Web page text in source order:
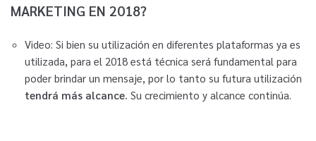
MARKETING EN 2018?
Video: Si bien su utilización en diferentes plataformas ya es
utilizada, para el 2018 está técnica será fundamental para
poder brindar un mensaje, por lo tanto su futura utilización
tendrá más alcance. Su crecimiento y alcance continúa.